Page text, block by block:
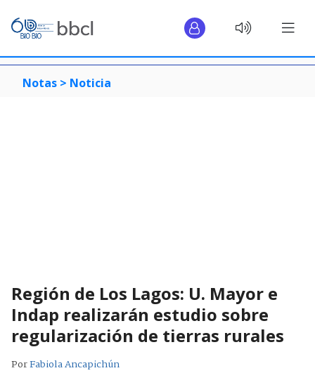
Notas > Noticia
Región de Los Lagos: U. Mayor e
Indap realizarán estudio sobre
regularización de tierras rurales
PorFabiola Ancapichún